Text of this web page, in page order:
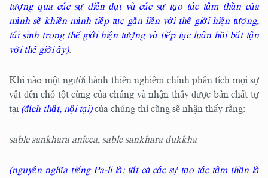
tượng qua các sự diễn đạt và các sự tạo tác tâm thần của
mình sẽ khiến mình tiếp tục gắn liền với thế giới hiện tượng,
tái sinh trong thế giới hiện tượng và tiếp tục luân hồi bất tận
với thế giới ấy).
Khi nào một người hành thiền nghiêm chỉnh phân tích mọi sự
vật đến chỗ tột cùng của chúng và nhận thấy được bản chất tự
tại (đích thật, nội tại) của chúng thì cũng sẽ nhận thấy rằng:
sable sankhara anicca, sable sankhara dukkha
(nguyên nghĩa tiếng Pa-li là: tất cả các sự tạo tác tâm thần là